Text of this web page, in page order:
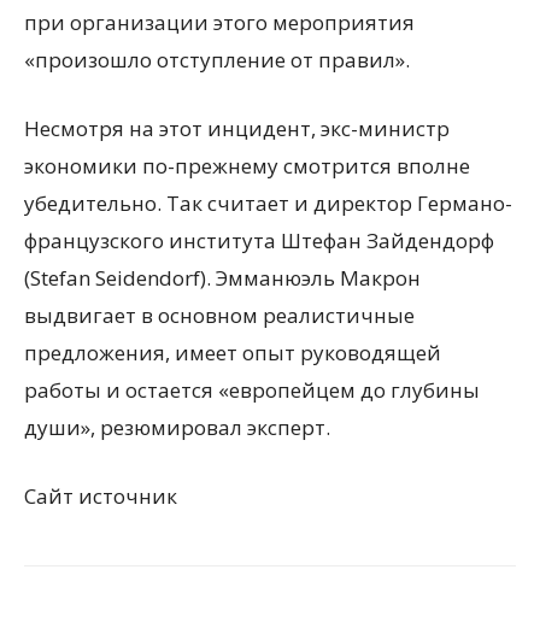
при организации этого мероприятия
«произошло отступление от правил».
Несмотря на этот инцидент, экс-министр
экономики по-прежнему смотрится вполне
убедительно. Так считает и директор Германо-
французского института Штефан Зайдендорф
(Stefan Seidendorf). Эмманюэль Макрон
выдвигает в основном реалистичные
предложения, имеет опыт руководящей
работы и остается «европейцем до глубины
души», резюмировал эксперт.
Сайт источник